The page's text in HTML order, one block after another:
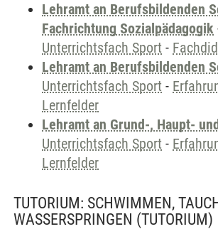
Lehramt an Berufsbildenden
Fachrichtung Sozialpädagogik
Unterrichtsfach Sport -
Lehramt an Berufsbildenden
Unterrichtsfach Sport -
Lernfelder
Lehramt an Grund-, Haupt-
Unterrichtsfach Sport -
Lernfelder
TUTORIUM: SCHWIMMEN,
WASSERSPRINGEN (TUTORIUM)